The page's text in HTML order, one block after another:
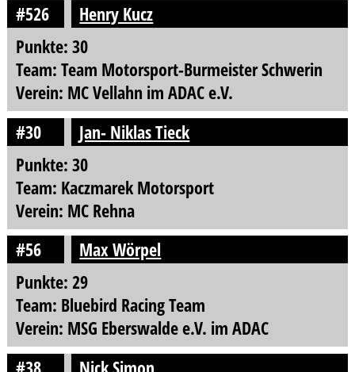
#526
Henry Kucz
Punkte: 30
Team: Team Motorsport-Burmeister Schwerin
Verein: MC Vellahn im ADAC e.V.
#30
Jan- Niklas Tieck
Punkte: 30
Team: Kaczmarek Motorsport
Verein: MC Rehna
#56
Max Wörpel
Punkte: 29
Team: Bluebird Racing Team
Verein: MSG Eberswalde e.V. im ADAC